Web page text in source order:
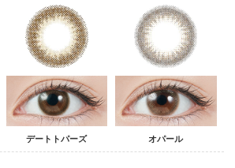
デートトパーズ オパール